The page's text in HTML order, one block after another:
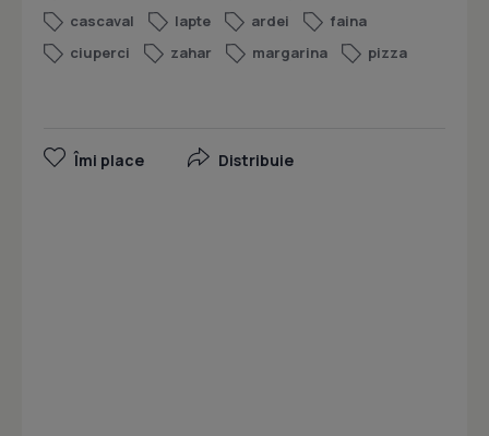
cascaval
lapte ardei
faina
ciuperci
zahar margarina pizza
Îmi place Distribuie